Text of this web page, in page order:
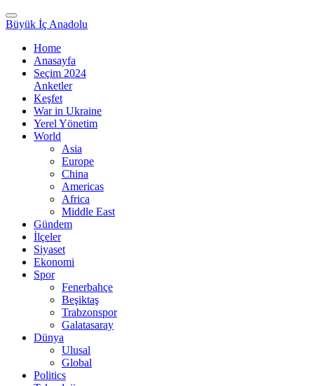
Büyük İç Anadolu
Home
Anasayfa
Seçim 2024
Anketler
Keşfet
War in Ukraine
Yerel Yönetim
World
Asia
Europe
China
Americas
Africa
Middle East
Gündem
İlçeler
Siyaset
Ekonomi
Spor
Fenerbahçe
Beşiktaş
Trabzonspor
Galatasaray
Dünya
Ulusal
Global
Politics